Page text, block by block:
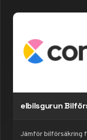
elbilsgurun
Jämför bilförsäkring